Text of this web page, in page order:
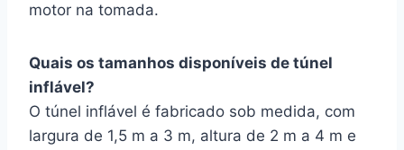
motor na tomada.
Quais os tamanhos disponíveis de túnel
inflável?
O túnel inflável é fabricado sob medida, com
largura de 1,5 m a 3 m, altura de 2 m a 4 m e